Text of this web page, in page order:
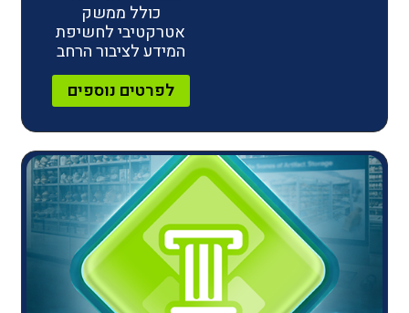
אטרקטיבי לחשיפת
המידע לציבור הרחב